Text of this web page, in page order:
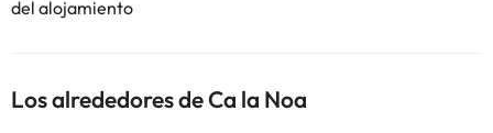
del alojamiento
Los alrededores de Ca la Noa